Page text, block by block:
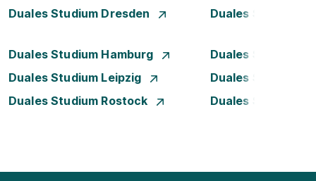
Duales Studium Dresden
Duales Studium
Duales Studium Hamburg
Duales Studium
Duales Studium Leipzig
Duales Studium
Duales Studium Rostock
Duales Studium